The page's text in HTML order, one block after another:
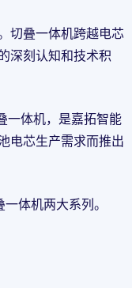
切叠一体机跨越电芯
深刻认知和技术积
一体机，是嘉拓智能
电芯生产需求而推出
体机两大系列。